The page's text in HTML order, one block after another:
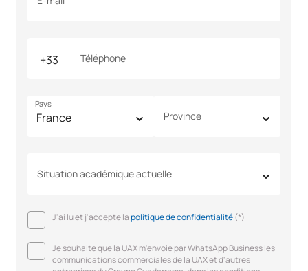
Téléphone
Pays
Province
Situation académique actuelle
J'ai lu et j'accepte lapolitique de confidentialité(*)
Je souhaite que la UAX m'envoie par WhatsApp Business les
communications commerciales de la UAX et d'autres